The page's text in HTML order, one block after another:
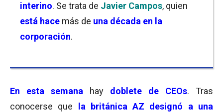
interino. Se trata de Javier Campos, quien
está hace más de una década en la
corporación.
En esta semana hay doblete de CEOs. Tras
conocerse que
la británica AZ designó a una